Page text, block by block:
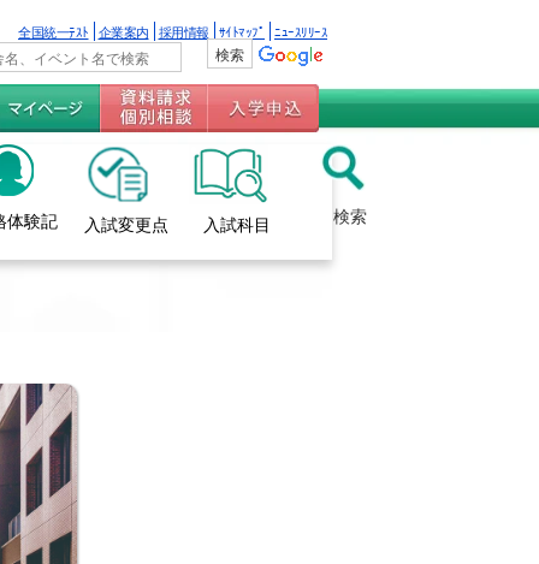
全国統一ﾃｽﾄ 企業案内 採用情報 ｻｲﾄﾏｯﾌﾟ ﾆｭｰｽﾘﾘｰｽ
体験記 入試変更点 入試科目 検索